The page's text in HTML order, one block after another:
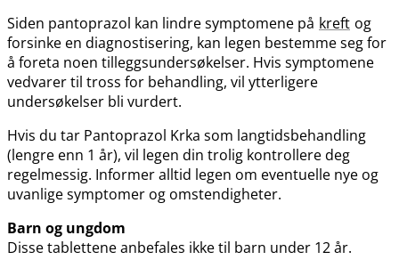
Siden pantoprazol kan lindre symptomene på kreft og
forsinke en diagnostisering, kan legen bestemme seg for
å foreta noen tilleggsundersøkelser. Hvis symptomene
vedvarer til tross for behandling, vil ytterligere
undersøkelser bli vurdert.
Hvis du tar Pantoprazol Krka som langtidsbehandling
(lengre enn 1 år), vil legen din trolig kontrollere deg
regelmessig. Informer alltid legen om eventuelle nye og
uvanlige symptomer og omstendigheter.
Barn og ungdom
Disse tablettene anbefales ikke til barn under 12 år.